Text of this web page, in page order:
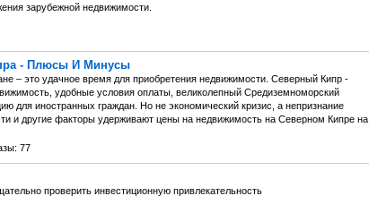
зарубежной недвижимости.
- Плюсы И Минусы
– это удачное время для приобретения недвижимости. Северный Кипр -
удобные условия оплаты, великолепный Средиземноморский
для иностранных граждан. Но не экономический кризис, а непризнание
и другие факторы удерживают цены на недвижимость на Северном Кипре на
77
проверить инвестиционную привлекательность